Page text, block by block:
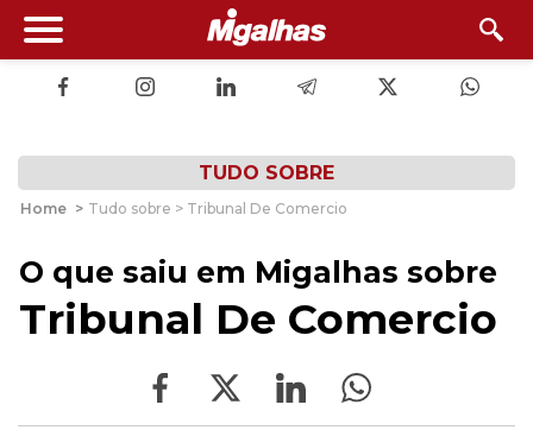
TUDO SOBRE
Home > Tudo sobre > Tribunal De Comercio
O que saiu em Migalhas sobre
Tribunal De Comercio